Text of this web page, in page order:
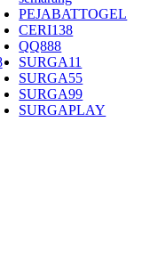
PEJABATTOGEL
CERI138
QQ888
SURGA11
SURGA55
SURGA99
SURGAPLAY